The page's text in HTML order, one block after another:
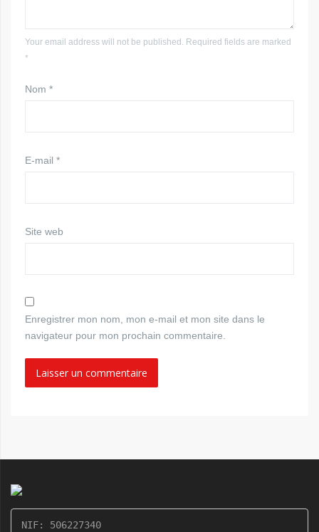
Your email address will not be published. Required fields are marked
*
Nom *
E-mail *
Site web
Enregistrer mon nom, mon e-mail et mon site dans le
navigateur pour mon prochain commentaire.
NIF: 506227340